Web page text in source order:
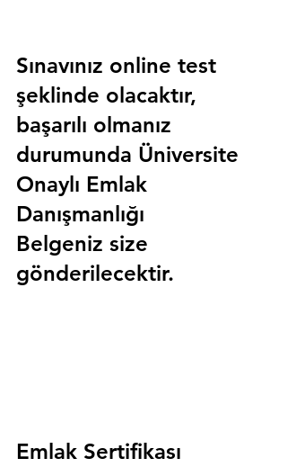
Sınavınız online test
şeklinde olacaktır,
başarılı olmanız
durumunda Üniversite
Onaylı Emlak
Danışmanlığı
Belgeniz size
gönderilecektir.
Emlak Sertifikası